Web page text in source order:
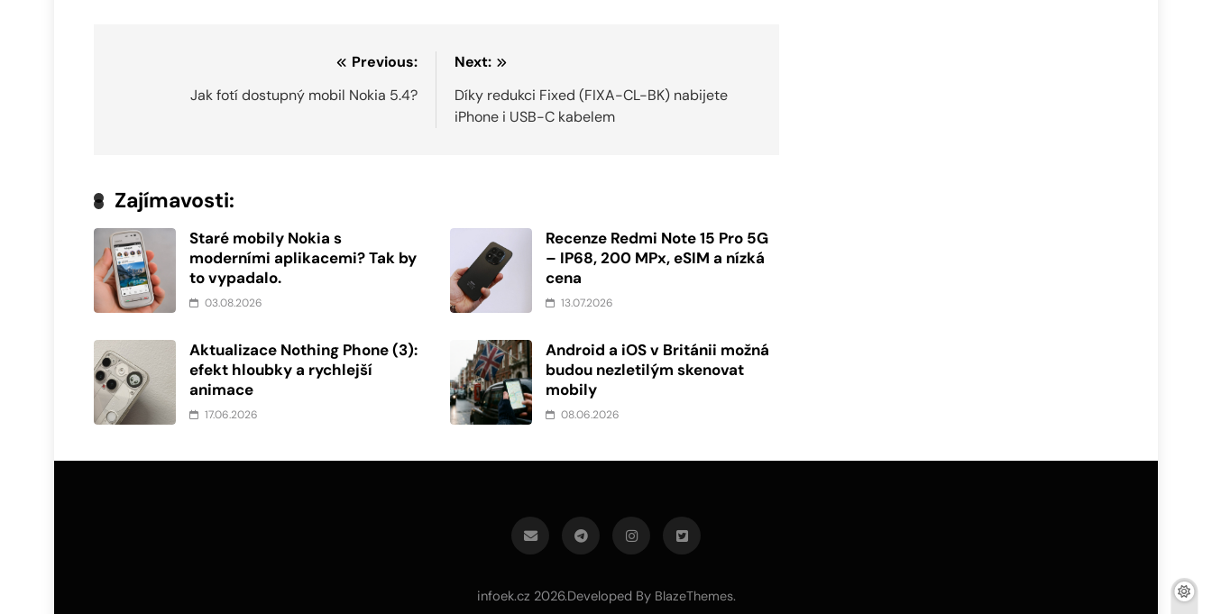
Previous:
Jak fotí dostupný mobil Nokia 5.4?
Next:
Díky redukci Fixed (FIXA-CL-BK) nabijete
iPhone i USB-C kabelem
Zajímavosti:
Staré mobily Nokia s
moderními aplikacemi? Tak by
to vypadalo.
03.08.2026
Recenze Redmi Note 15 Pro 5G
– IP68, 200 MPx, eSIM a nízká
cena
13.07.2026
Aktualizace Nothing Phone (3):
efekt hloubky a rychlejší
animace
17.06.2026
Android a iOS v Británii možná
budou nezletilým skenovat
mobily
08.06.2026
infoek.cz 2026.Developed By BlazeThemes.